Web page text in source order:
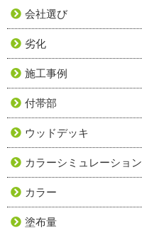
会社選び
劣化
施工事例
付帯部
ウッドデッキ
カラーシミュレーション
カラー
塗布量